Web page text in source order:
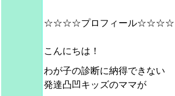
☆☆☆☆プロフィール☆☆☆☆
こんにちは！
わが子の診断に納得できない
発達凸凹キッズのママが